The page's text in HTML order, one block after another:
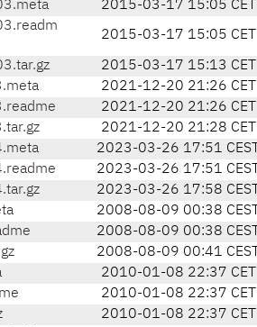
2015-03-17 15:05 CET
2015-03-17 15:05 CET
2015-03-17 15:13 CET
2021-12-20 21:26 CET
2021-12-20 21:26 CET
2021-12-20 21:28 CET
2023-03-26 17:51 CEST
2023-03-26 17:51 CEST
2023-03-26 17:58 CEST
2008-08-09 00:38 CEST
2008-08-09 00:38 CEST
2008-08-09 00:41 CEST
2010-01-08 22:37 CET
2010-01-08 22:37 CET
2010-01-08 22:37 CET